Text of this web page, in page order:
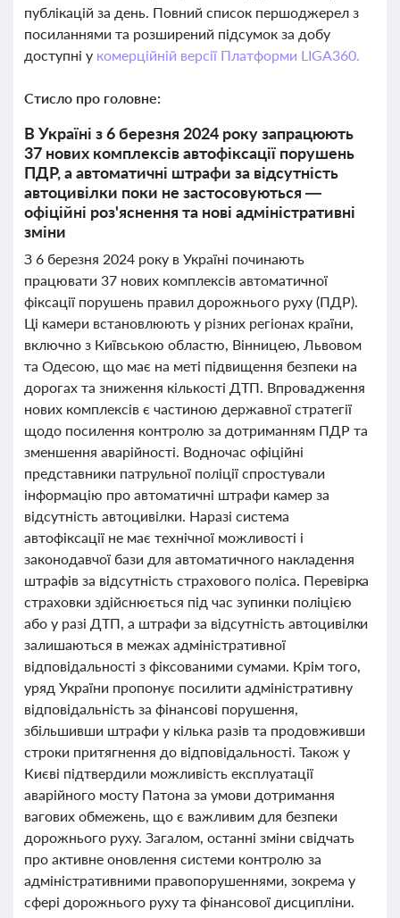
публікацій за день. Повний список першоджерел з
посиланнями та розширений підсумок за добу
доступні у комерційній версії Платформи LIGA360.
Стисло про головне:
В Україні з 6 березня 2024 року запрацюють
37 нових комплексів автофіксації порушень
ПДР, а автоматичні штрафи за відсутність
автоцивілки поки не застосовуються —
офіційні роз'яснення та нові адміністративні
зміни
З 6 березня 2024 року в Україні починають
працювати 37 нових комплексів автоматичної
фіксації порушень правил дорожнього руху (ПДР).
Ці камери встановлюють у різних регіонах країни,
включно з Київською областю, Вінницею, Львовом
та Одесою, що має на меті підвищення безпеки на
дорогах та зниження кількості ДТП. Впровадження
нових комплексів є частиною державної стратегії
щодо посилення контролю за дотриманням ПДР та
зменшення аварійності. Водночас офіційні
представники патрульної поліції спростували
інформацію про автоматичні штрафи камер за
відсутність автоцивілки. Наразі система
автофіксації не має технічної можливості і
законодавчої бази для автоматичного накладення
штрафів за відсутність страхового поліса. Перевірка
страховки здійснюється під час зупинки поліцією
або у разі ДТП, а штрафи за відсутність автоцивілки
залишаються в межах адміністративної
відповідальності з фіксованими сумами. Крім того,
уряд України пропонує посилити адміністративну
відповідальність за фінансові порушення,
збільшивши штрафи у кілька разів та продовживши
строки притягнення до відповідальності. Також у
Києві підтвердили можливість експлуатації
аварійного мосту Патона за умови дотримання
вагових обмежень, що є важливим для безпеки
дорожнього руху. Загалом, останні зміни свідчать
про активне оновлення системи контролю за
адміністративними правопорушеннями, зокрема у
сфері дорожнього руху та фінансової дисципліни.